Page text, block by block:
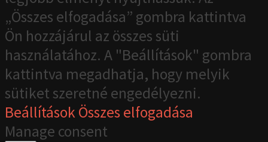
„Összes elfogadása” gombra kattintva
Ön hozzájárul az összes süti
használatához. A "Beállítások" gombra
kattintva megadhatja, hogy melyik
sütiket szeretné engedélyezni.
BeállításokÖsszes elfogadása
Manage consent